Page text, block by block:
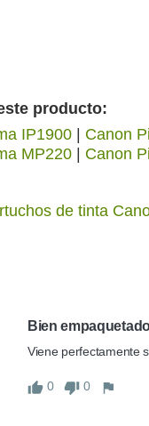
producto:
IP1900 Canon
MP220 Canon
de tinta
Bien
Viene perfectamente
0 0